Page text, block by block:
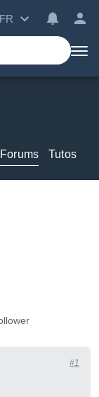
FR
Forums Tutos
#1